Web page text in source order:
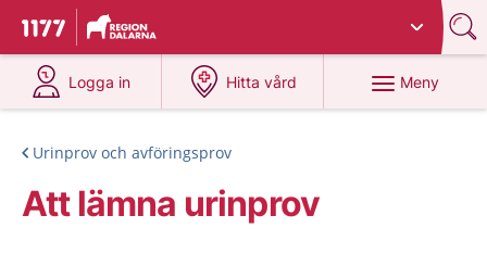
Till startsidan för 1177
Du har valt region
Logga in
på 1177.se
Hitta vård
på 1177.se
Meny
Urinprov och avföringsprov
Att lämna urinprov